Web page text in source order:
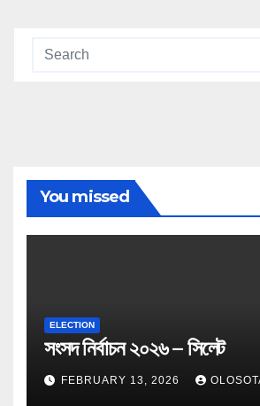
You missed
ELECTION
সংসদ নির্বাচন ২০২৬ – সিলেট
FEBRUARY 13, 2026